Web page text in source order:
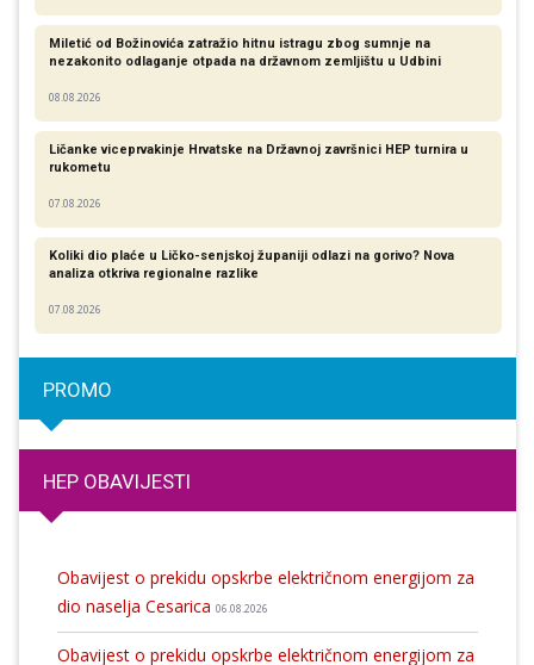
Miletić od Božinovića zatražio hitnu istragu zbog sumnje na
nezakonito odlaganje otpada na državnom zemljištu u Udbini
08.08.2026
Ličanke viceprvakinje Hrvatske na Državnoj završnici HEP turnira u
rukometu
07.08.2026
Koliki dio plaće u Ličko-senjskoj županiji odlazi na gorivo? Nova
analiza otkriva regionalne razlike​
07.08.2026
PROMO
HEP OBAVIJESTI
Obavijest o prekidu opskrbe električnom energijom za
dio naselja Cesarica 06.08.2026
Obavijest o prekidu opskrbe električnom energijom za